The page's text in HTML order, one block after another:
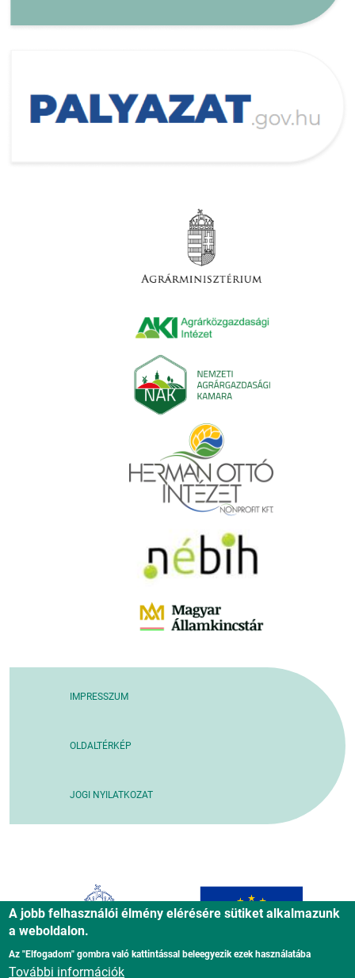
IMPRESSZUM
OLDALTÉRKÉP
JOGI NYILATKOZAT
A jobb felhasználói élmény elérésére sütiket alkalmazunk
a weboldalon.
Az "Elfogadom" gombra való kattintással beleegyezik ezek használatába
További információk